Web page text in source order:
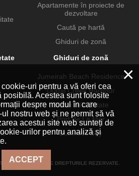
Apartamente în proiecte de
dezvoltare
Caută pe hartă
Ghiduri de zonă
Ghiduri de zonă
Jumeirah Beach Residence
Dubai Creek Harbour
Dubai Hills Estate
Port de La Mer
Business Bay
2026. TOATE DREPTURILE REZERVATE.
×
uri pentru a vă oferi cea
posibilă. Acestea sunt folosite
despre modul în care
nostru web și ne permit să vă
acestui site web sunteți de
urilor pentru analiză și
ACCEPT